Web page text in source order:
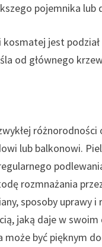
pojemnika lub
jest
od głównego
lub balkonowi.
rozmnażania
sposoby uprawy
jaką daje w
być pięknym